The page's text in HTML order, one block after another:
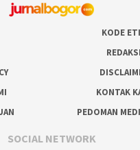
KODE
REDAKSI
KONTAK
PEDOMAN
SOCIAL NETWORK